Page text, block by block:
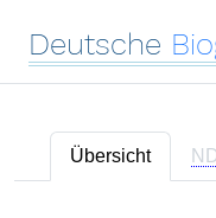
Deutsche
Übersicht